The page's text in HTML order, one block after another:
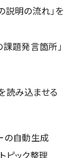
説明の流れ」を
題発言箇所」
読み込ませる
の自動生成
ピック整理